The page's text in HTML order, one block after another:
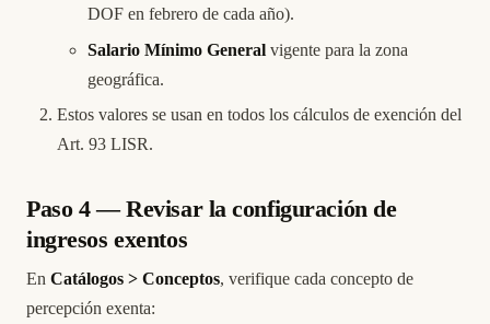
DOF en febrero de cada año).
Salario Mínimo General vigente para la zona
geográfica.
Estos valores se usan en todos los cálculos de exención del
Art. 93 LISR.
Paso 4 — Revisar la configuración de
ingresos exentos
En Catálogos > Conceptos, verifique cada concepto de
percepción exenta: